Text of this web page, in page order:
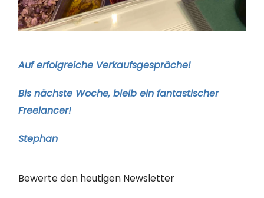
Auf erfolgreiche Verkaufsgespräche!
Bis nächste Woche, bleib ein fantastischer
Freelancer!
Stephan
Bewerte den heutigen Newsletter